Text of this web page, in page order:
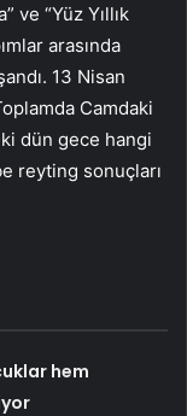
ve “Yüz Yıllık
arasında
13 Nisan
Camdaki
dün gece hangi
reyting sonuçları
hem